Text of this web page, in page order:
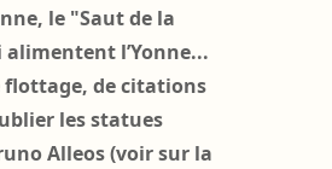
le "Saut de la
l’Yonne...
flottage, de citations
les statues
Alleos(voir sur la